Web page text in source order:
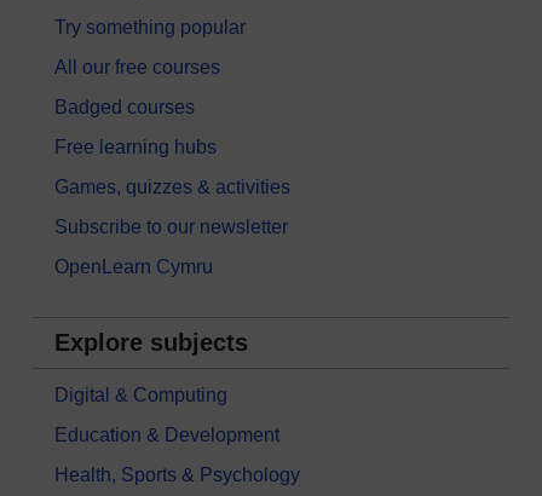
Try something popular
All our free courses
Badged courses
Free learning hubs
Games, quizzes & activities
Subscribe to our newsletter
OpenLearn Cymru
Explore subjects
Digital & Computing
Education & Development
Health, Sports & Psychology